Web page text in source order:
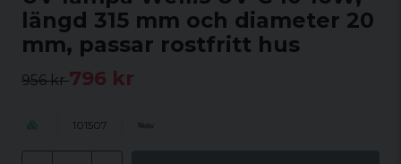
längd 315 mm och diameter 20
mm, passar rostfritt hus
956 kr796 kr
101507